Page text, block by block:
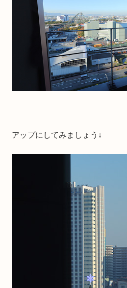
アップにしてみましょう↓